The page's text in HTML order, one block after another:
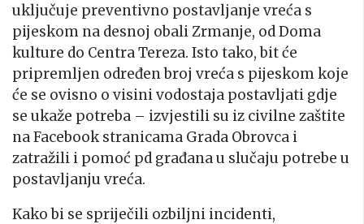
uključuje preventivno postavljanje vreća s
pijeskom na desnoj obali Zrmanje, od Doma
kulture do Centra Tereza. Isto tako, bit će
pripremljen određen broj vreća s pijeskom koje
će se ovisno o visini vodostaja postavljati gdje
se ukaže potreba – izvjestili su iz civilne zaštite
na Facebook stranicama Grada Obrovca i
zatražili i pomoć pd građana u slučaju potrebe u
postavljanju vreća.
Kako bi se spriječili ozbiljni incidenti,